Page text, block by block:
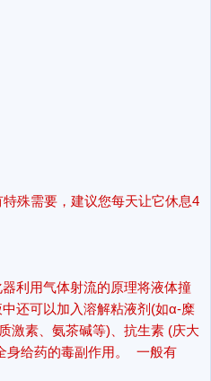
殊需要，建议您每天让它休息4
利用气体射流的原理将液体撞
还可以加入溶解粘液剂(如α-糜
激素、氨茶碱等)、抗生素 (庆大
身给药的毒副作用。 一般有